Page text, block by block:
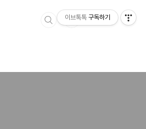
이브톡톡 구독하기